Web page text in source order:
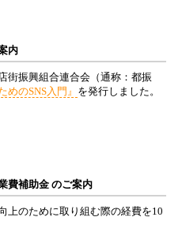
内
街振興組合連合会（通称：都振
めのSNS入門』 を発行しました。
費補助金 のご案内
上のために取り組む際の経費を10